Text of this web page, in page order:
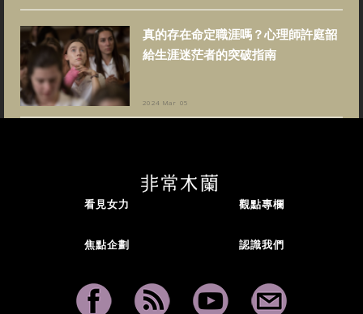
真的存在命定職涯嗎？心理師許庭韶
給生涯迷茫者的突破指南
2024 Mar 05
看見女力 觀點專欄
焦點企劃 認識我們